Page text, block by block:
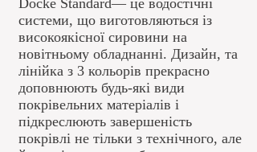
Docke Standard— це водостічні
системи, що виготовляються із
високоякісної сировини на
новітньому обладнанні. Дизайн, та
лінійка з 3 кольорів прекрасно
доповнюють будь-які види
покрівельних матеріалів і
підкреслюють завершеність
покрівлі не тільки з технічного, але